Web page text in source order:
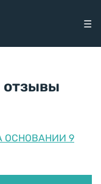
☰
отзывы
ОСНОВАНИИ 9